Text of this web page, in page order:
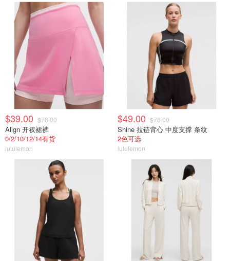
$39.00 $78.00
Align 开衩裙裤
0/2/10/12/14有货
lululemon
$49.00 $78.00
Shine 拉链背心 中度支撑 条纹
2色可选
lululemon